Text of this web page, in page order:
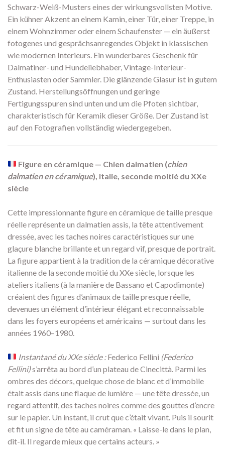
Schwarz-Weiß-Musters eines der wirkungsvollsten Motive.
Ein kühner Akzent an einem Kamin, einer Tür, einer Treppe, in
einem Wohnzimmer oder einem Schaufenster — ein äußerst
fotogenes und gesprächsanregendes Objekt in klassischen
wie modernen Interieurs. Ein wunderbares Geschenk für
Dalmatiner- und Hundeliebhaber, Vintage-Interieur-
Enthusiasten oder Sammler. Die glänzende Glasur ist in gutem
Zustand. Herstellungsöffnungen und geringe
Fertigungsspuren sind unten und um die Pfoten sichtbar,
charakteristisch für Keramik dieser Größe. Der Zustand ist
auf den Fotografien vollständig wiedergegeben.
Figure en céramique — Chien dalmatien (chien
dalmatien en céramique), Italie, seconde moitié du XXe
siècle
Cette impressionnante figure en céramique de taille presque
réelle représente un dalmatien assis, la tête attentivement
dressée, avec les taches noires caractéristiques sur une
glaçure blanche brillante et un regard vif, presque de portrait.
La figure appartient à la tradition de la céramique décorative
italienne de la seconde moitié du XXe siècle, lorsque les
ateliers italiens (à la manière de Bassano et Capodimonte)
créaient des figures d’animaux de taille presque réelle,
devenues un élément d’intérieur élégant et reconnaissable
dans les foyers européens et américains — surtout dans les
années 1960–1980.
Instantané du XXe siècle :Federico Fellini (Federico
Fellini)s’arrêta au bord d’un plateau de Cinecittà. Parmi les
ombres des décors, quelque chose de blanc et d’immobile
était assis dans une flaque de lumière — une tête dressée, un
regard attentif, des taches noires comme des gouttes d’encre
sur le papier. Un instant, il crut que c’était vivant. Puis il sourit
et fit un signe de tête au caméraman. « Laisse-le dans le plan,
dit-il. Il regarde mieux que certains acteurs. »